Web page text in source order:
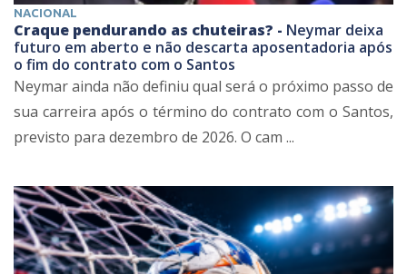
NACIONAL
Craque pendurando as chuteiras? - Neymar deixa
futuro em aberto e não descarta aposentadoria após
o fim do contrato com o Santos
Neymar ainda não definiu qual será o próximo passo de
sua carreira após o término do contrato com o Santos,
previsto para dezembro de 2026. O cam ...